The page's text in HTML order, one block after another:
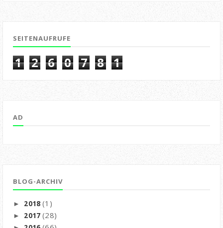
SEITENAUFRUFE
1 2 6 0 7 8 1
AD
BLOG-ARCHIV
► 2018(1)
► 2017(28)